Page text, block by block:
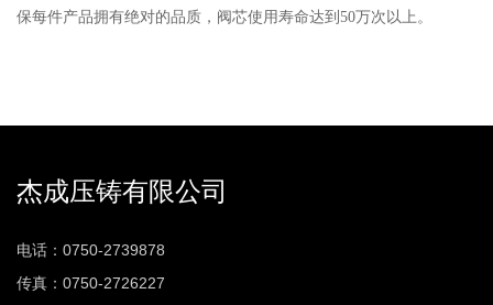
保每件产品拥有绝对的品质，阀芯使用寿命达到50万次以上。
杰成压铸有限公司
电话：0750-2739878
传真：0750-2726227